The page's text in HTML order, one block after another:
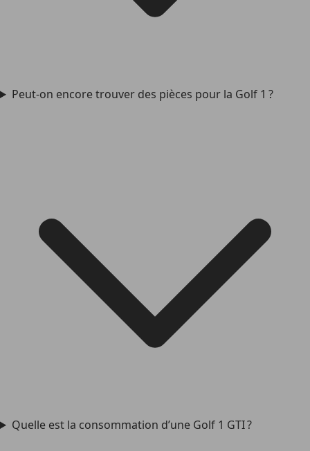
Peut-on encore trouver des pièces pour la Golf 1 ?
Quelle est la consommation d’une Golf 1 GTI ?